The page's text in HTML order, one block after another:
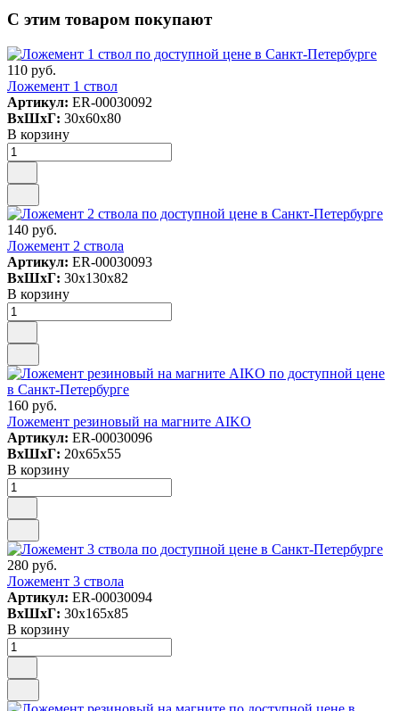
С этим товаром покупают
110 руб.
Ложемент 1 ствол
Артикул: ER-00030092
ВxШxГ: 30x60x80
В корзину
140 руб.
Ложемент 2 ствола
Артикул: ER-00030093
ВxШxГ: 30x130x82
В корзину
160 руб.
Ложемент резиновый на магните AIKO
Артикул: ER-00030096
ВxШxГ: 20x65x55
В корзину
280 руб.
Ложемент 3 ствола
Артикул: ER-00030094
ВxШxГ: 30x165x85
В корзину